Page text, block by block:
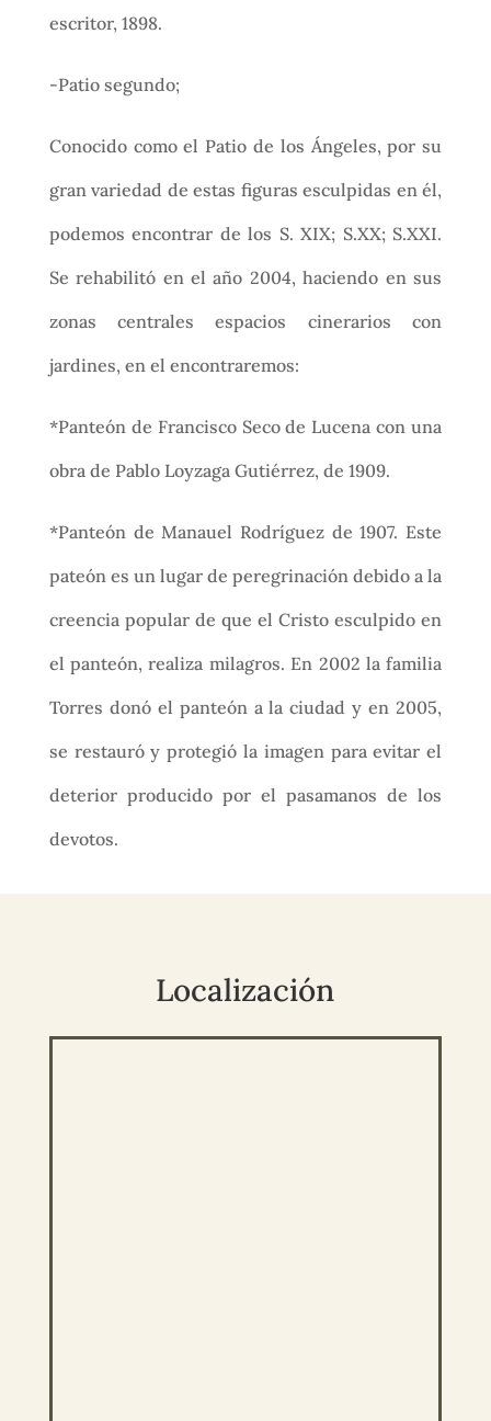
escritor, 1898.
-Patio segundo;
Conocido como el Patio de los Ángeles, por su
gran variedad de estas figuras esculpidas en él,
podemos encontrar de los S. XIX; S.XX; S.XXI.
Se rehabilitó en el año 2004, haciendo en sus
zonas centrales espacios cinerarios con
jardines, en el encontraremos:
*Panteón de Francisco Seco de Lucena con una
obra de Pablo Loyzaga Gutiérrez, de 1909.
*Panteón de Manauel Rodríguez de 1907. Este
pateón es un lugar de peregrinación debido a la
creencia popular de que el Cristo esculpido en
el panteón, realiza milagros. En 2002 la familia
Torres donó el panteón a la ciudad y en 2005,
se restauró y protegió la imagen para evitar el
deterior producido por el pasamanos de los
devotos.
Localización